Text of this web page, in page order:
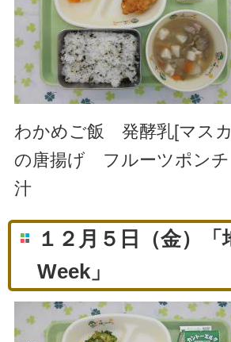
わかめご飯 発酵乳[マス
の唐揚げ フルーツポン
汁
１２月５日（金）「
Week」